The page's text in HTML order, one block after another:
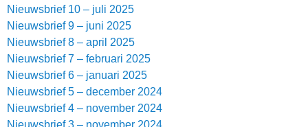
Nieuwsbrief 10 – juli 2025
Nieuwsbrief 9 – juni 2025
Nieuwsbrief 8 – april 2025
Nieuwsbrief 7 – februari 2025
Nieuwsbrief 6 – januari 2025
Nieuwsbrief 5 – december 2024
Nieuwsbrief 4 – november 2024
Nieuwsbrief 3 – november 2024